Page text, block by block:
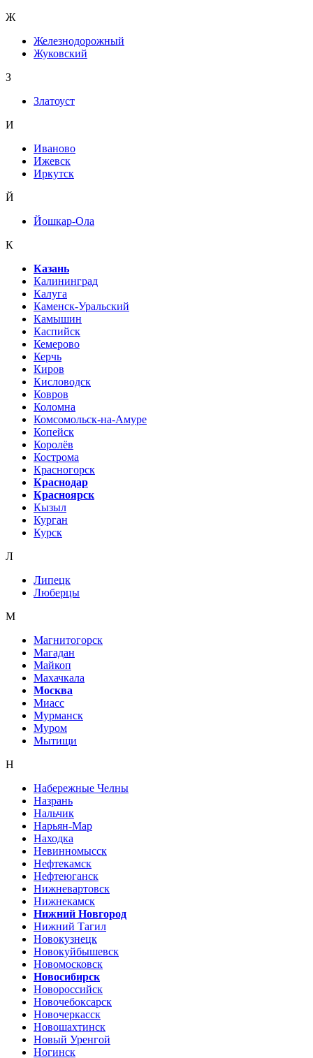
Ж
Железнодорожный
Жуковский
З
Златоуст
И
Иваново
Ижевск
Иркутск
Й
Йошкар-Ола
К
Казань
Калининград
Калуга
Каменск-Уральский
Камышин
Каспийск
Кемерово
Керчь
Киров
Кисловодск
Ковров
Коломна
Комсомольск-на-Амуре
Копейск
Королёв
Кострома
Красногорск
Краснодар
Красноярск
Кызыл
Курган
Курск
Л
Липецк
Люберцы
М
Магнитогорск
Магадан
Майкоп
Махачкала
Москва
Миасс
Мурманск
Муром
Мытищи
Н
Набережные Челны
Назрань
Нальчик
Нарьян-Мар
Находка
Невинномысск
Нефтекамск
Нефтеюганск
Нижневартовск
Нижнекамск
Нижний Новгород
Нижний Тагил
Новокузнецк
Новокуйбышевск
Новомосковск
Новосибирск
Новороссийск
Новочебоксарск
Новочеркасск
Новошахтинск
Новый Уренгой
Ногинск